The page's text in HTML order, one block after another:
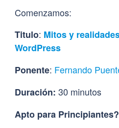
Comenzamos:
Titulo: Mitos y
WordPress
Ponente: Fernando
Duración: 30 minutos
Apto para Principiantes?